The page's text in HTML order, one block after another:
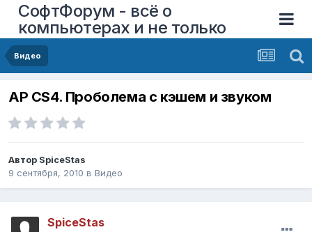
СофтФорум - всё о
компьютерах и не только
Видео
AP CS4. Проболема с кэшем и звуком
Автор SpiceStas
9 сентября, 2010 в Видео
SpiceStas